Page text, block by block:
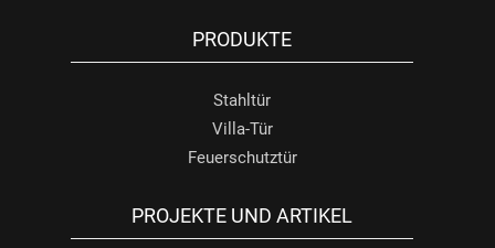
PRODUKTE
Stahltür
Villa-Tür
Feuerschutztür
PROJEKTE UND ARTIKEL